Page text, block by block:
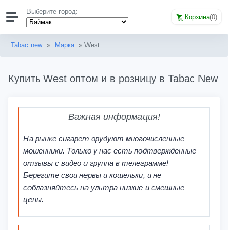
Выберите город:
Корзина(0)
Tabac new » Марка » West
Купить West оптом и в розницу в Tabac New
Важная информация!
На рынке сигарет орудуют многочисленные
мошенники. Только у нас есть подтвержденные
отзывы с видео и группа в телеграмме!
Берегите свои нервы и кошельки, и не
соблазняйтесь на ультра низкие и смешные
цены.